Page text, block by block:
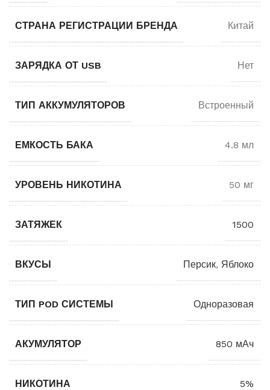
СТРАНА РЕГИСТРАЦИИ БРЕНДА Китай
ЗАРЯДКА ОТ USB Нет
ТИП АККУМУЛЯТОРОВ Встроенный
ЕМКОСТЬ БАКА 4.8 мл
УРОВЕНЬ НИКОТИНА 50 мг
ЗАТЯЖЕК 1500
ВКУСЫ Персик, Яблоко
ТИП POD СИСТЕМЫ Одноразовая
АКУМУЛЯТОР 850 мАч
НИКОТИНА 5%